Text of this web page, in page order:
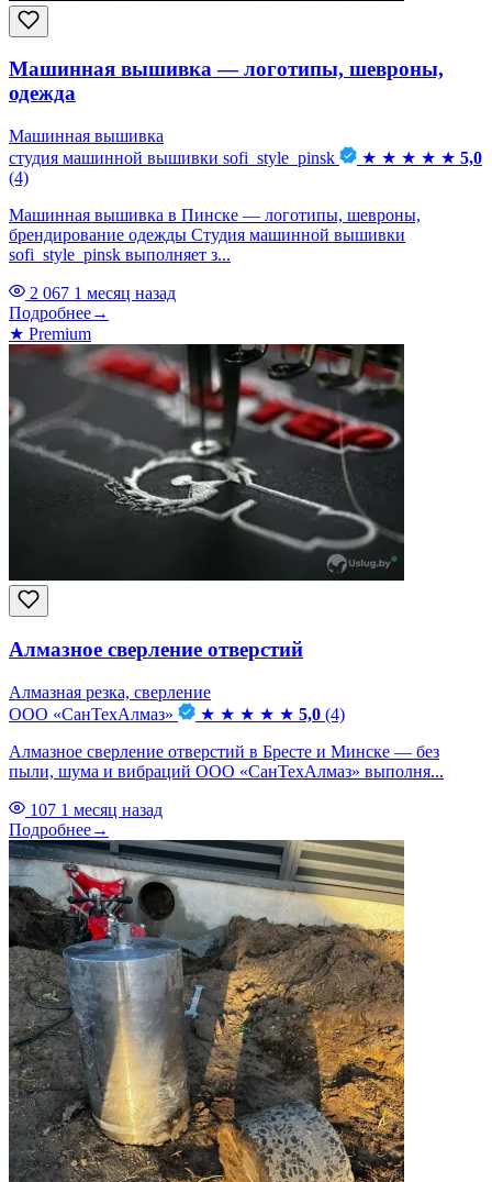
Машинная вышивка — логотипы, шевроны,
одежда
Машинная вышивка
студия машинной вышивки sofi_style_pinsk
★ ★ ★ ★ ★ 5,0
(4)
Машинная вышивка в Пинске — логотипы, шевроны,
брендирование одежды Студия машинной вышивки
sofi_style_pinsk выполняет з...
2 067 1 месяц назад
Подробнее→
★ Premium
Алмазное сверление отверстий
Алмазная резка, сверление
ООО «СанТехАлмаз»
★ ★ ★ ★ ★ 5,0 (4)
Алмазное сверление отверстий в Бресте и Минске — без
пыли, шума и вибраций ООО «СанТехАлмаз» выполня...
107 1 месяц назад
Подробнее→